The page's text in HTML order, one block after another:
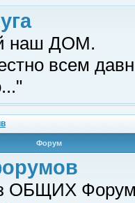
наш ДОМ.
всем
Форум
ОБЩИХ